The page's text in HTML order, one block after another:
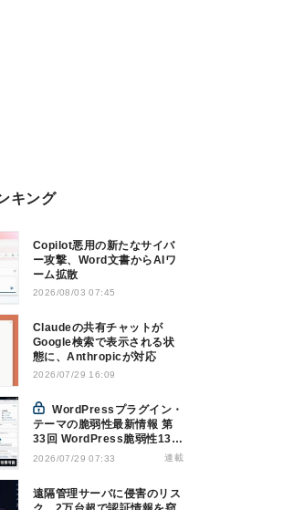
キング
Copilot悪用の新たなサイバ
ー攻撃、Word文書からAIワ
ーム拡散
2026/08/03 07:45
Claudeの共有チャットが
Google検索で表示される状
態に、Anthropicが対応
2026/07/29 16:09
WordPressプラグイン・
テーマの脆弱性最新情報 第
33回 WordPress脆弱性13
件、コアに認証不要RCE
2026/07/29 07:33 連載
遠隔管理サーバに侵害のリス